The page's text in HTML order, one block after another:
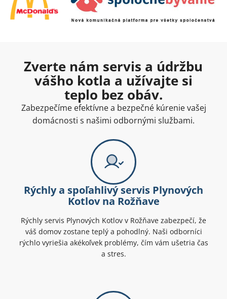
Zverte nám servis a údržbu
vášho kotla a užívajte si
teplo bez obáv.
Zabezpečíme efektívne a bezpečné kúrenie vašej
domácnosti s našimi odbornými službami.
Rýchly a spoľahlivý servis Plynových
Kotlov na Rožňave
Rýchly servis Plynových Kotlov v Rožňave zabezpečí, že
váš domov zostane teplý a pohodlný. Naši odborníci
rýchlo vyriešia akékoľvek problémy, čím vám ušetria čas
a stres.